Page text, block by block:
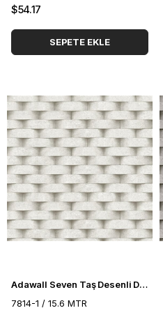
$54.17
SEPETE EKLE
Adawall Seven Taş Desenli Duvar Kağıdı 7814-1
7814-1 / 15.6 MTR